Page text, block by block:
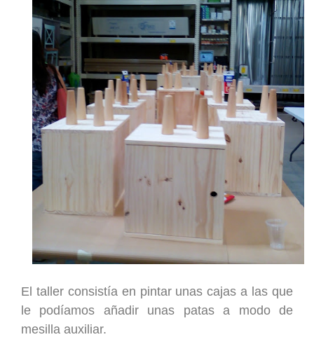
El taller consistía en pintar unas cajas a las que
le podíamos añadir unas patas a modo de
mesilla auxiliar.